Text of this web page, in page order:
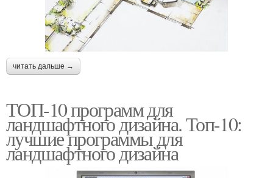
читать дальше →
ТОП-10 программ для
ландшафтного дизайна. Топ-10:
лучшие программы для
ландшафтного дизайна